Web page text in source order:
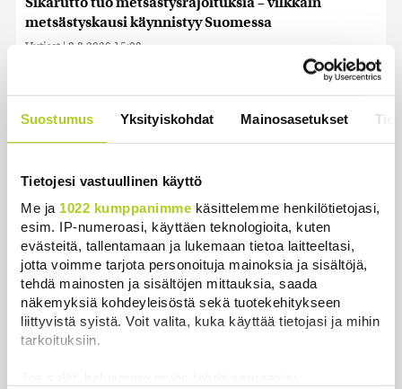
Suostumus Yksityiskohdat Mainosasetukset
Tietojesi vastuullinen käyttö
Me ja 1022 kumppanimme käsittelemme henkilötietojasi,
esim. IP-numeroasi, käyttäen teknologioita, kuten
evästeitä, tallentamaan ja lukemaan tietoa laitteeltasi,
jotta voimme tarjota personoituja mainoksia ja sisältöjä,
tehdä mainosten ja sisältöjen mittauksia, saada
näkemyksiä kohdeyleisöstä sekä tuotekehitykseen
liittyvistä syistä. Voit valita, kuka käyttää tietojasi ja mihin
tarkoituksiin.
metsästyskausi käynnistyy Suomessa
Uutiset | 8.8.2026 15:00
Bulgariassa on räjähtänyt drooni lähellä Romanian
HS: Kaikkonen puoluejohtajien ykkönen
Ursa on myynyt ennätysmäärän pimennyslaseja
auringonpimennyksen edellä
Uutiset | 8.8.2026 11:31
Suomessa näkyy keskiviikkona osittainen
auringonpimennys